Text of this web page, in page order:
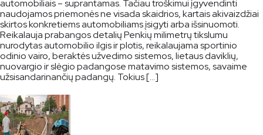
pirkimai
pildo
valdininkų
svajones
automobiliais – suprantamas. Tačiau troškimui įgyvendinti
naudojamos priemonės ne visada skaidrios, kartais akivaizdžiai
skirtos konkretiems automobiliams įsigyti arba išsinuomoti.
Reikalauja prabangos detalių Penkių milimetrų tikslumu
nurodytas automobilio ilgis ir plotis, reikalaujama sportinio
odinio vairo, beraktės užvedimo sistemos, lietaus daviklių,
nuovargio ir slėgio padangose matavimo sistemos, savaime
užsisandarinančių padangų. Tokius […]